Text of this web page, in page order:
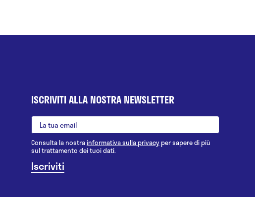
ISCRIVITI ALLA NOSTRA NEWSLETTER
Consulta la nostrainformativa sulla privacy per sapere di più
sul trattamento dei tuoi dati.